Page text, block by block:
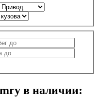
в наличии: